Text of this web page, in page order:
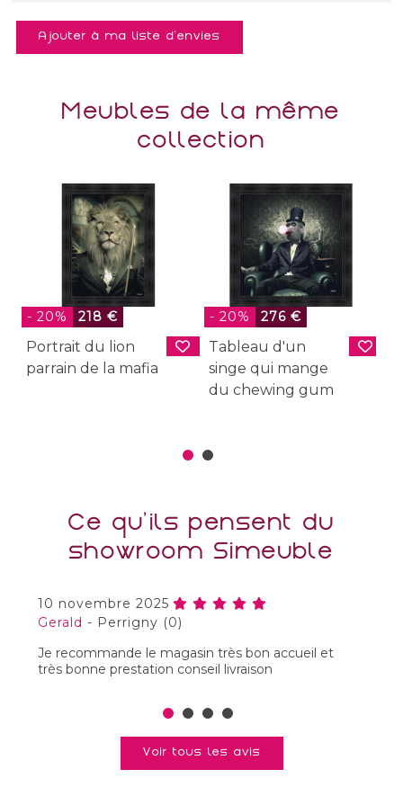
Ajouter à ma liste d'envies
Meubles de la même
collection
- 20% 218 €
Portrait du lion
parrain de la mafia
- 20% 276 €
Tableau d'un
singe qui mange
du chewing gum
Ce qu'ils pensent du
showroom Simeuble
10 novembre 2025
Gerald - Perrigny (0)
Je recommande le magasin très bon accueil et
très bonne prestation conseil livraison
Voir tous les avis